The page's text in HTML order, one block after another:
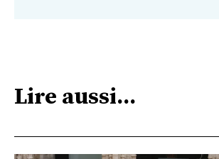
Lire aussi...